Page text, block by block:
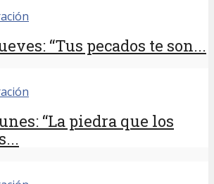
“Tus pecados te son...
“La piedra que los